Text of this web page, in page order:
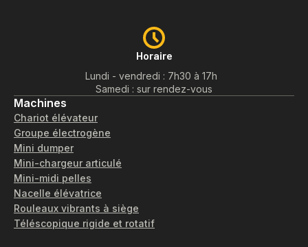
Horaire
Lundi - vendredi : 7h30 à 17h
Samedi : sur rendez-vous
Machines
Chariot élévateur
Groupe électrogène
Mini dumper
Mini-chargeur articulé
Mini-midi pelles
Nacelle élévatrice
Rouleaux vibrants à siège
Téléscopique rigide et rotatif